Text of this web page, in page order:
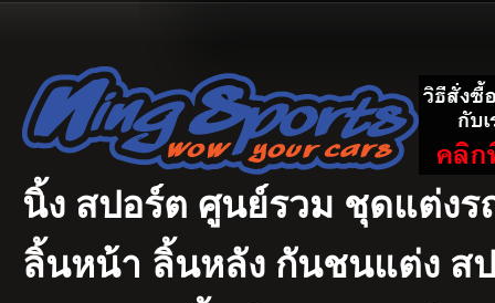
นิ้ง สปอร์ต ศูนย์รวม ชุดแต่งร
ลิ้นหน้า ลิ้นหลัง กันชนแต่ง สป